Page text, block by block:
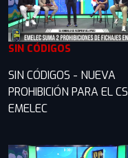
SIN CÓDIGOS
SIN CÓDIGOS - NUEVA
PROHIBICIÓN PARA EL CS
EMELEC